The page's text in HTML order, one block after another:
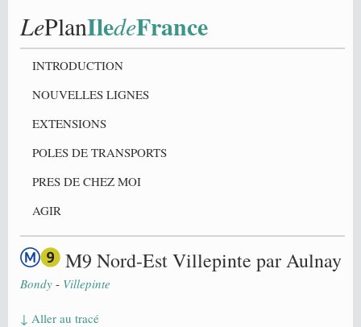
LePlanIledeFrance
INTRODUCTION
NOUVELLES LIGNES
EXTENSIONS
POLES DE TRANSPORTS
PRES DE CHEZ MOI
AGIR
M9 Nord-Est Villepinte par Aulnay
Bondy - Villepinte
↓ Aller au tracé